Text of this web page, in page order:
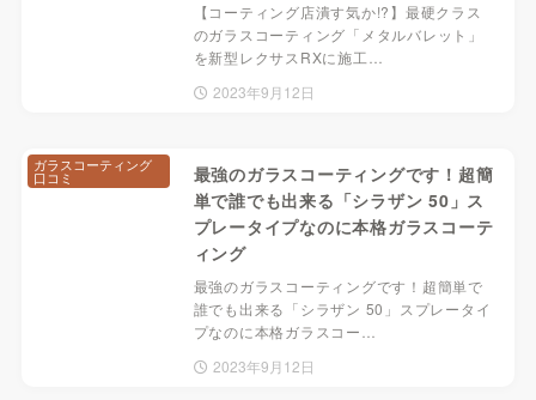
【コーティング店潰す気か!?】最硬クラス
のガラスコーティング「メタルバレット」
を新型レクサスRXに施工…
2023年9月12日
最強のガラスコーティングです！超簡
単で誰でも出来る「シラザン 50」ス
プレータイプなのに本格ガラスコーテ
ィング
最強のガラスコーティングです！超簡単で
誰でも出来る「シラザン 50」スプレータイ
プなのに本格ガラスコー…
2023年9月12日
ガラスコーティング
口コミ